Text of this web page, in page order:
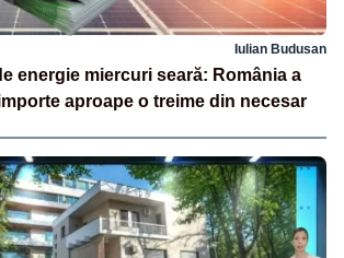
Iulian Budusan
energie miercuri seară: România a
aproape o treime din necesar